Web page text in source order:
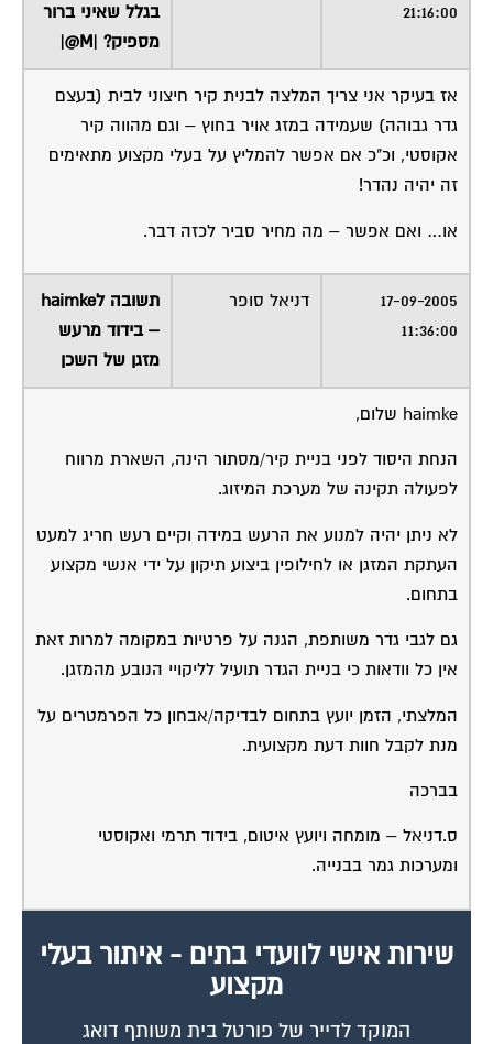
21:16:00
בגלל שאיני ברור
מספיק? |M@|
אז בעיקר אני צריך המלצה לבנית קיר חיצוני לבית (בעצם
גדר גבוהה) שעמידה במזג אויר בחוץ – וגם מהווה קיר
אקוסטי, וכ"כ אם אפשר להמליץ על בעלי מקצוע מתאימים
זה יהיה נהדר!
או… ואם אפשר – מה מחיר סביר לכזה דבר.
17-09-2005
11:36:00
דניאל סופר
תשובה לhaimke
– בידוד מרעש
מזגן של השכן
haimke שלום,
הנחת היסוד לפני בניית קיר/מסתור הינה, השארת מרווח
לפעולה תקינה של מערכת המיזוג.
לא ניתן יהיה למנוע את הרעש במידה וקיים רעש חריג למעט
העתקת המזגן או לחילופין ביצוע תיקון על ידי אנשי מקצוע
בתחום.
גם לגבי גדר משותפת, הגנה על פרטיות במקומה למרות זאת
אין כל וודאות כי בניית הגדר תועיל לליקויי הנובע מהמזגן.
המלצתי, הזמן יועץ בתחום לבדיקה/אבחון כל הפרמטרים על
מנת לקבל חוות דעת מקצועית.
בברכה
ס.דניאל – מומחה ויועץ איטום, בידוד תרמי ואקוסטי
ומערכות גמר בבנייה.
שירות אישי לוועדי בתים - איתור בעלי
מקצוע
המוקד לדייר של פורטל בית משותף דואג